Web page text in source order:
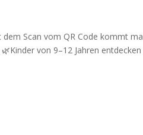
Scan vom QR Code kommt
von 9–12 Jahren